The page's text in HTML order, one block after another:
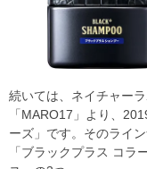
続いては、ネイチャー
「MARO17」より、
ーズ」です。そのライ
「ブラックプラス コラ